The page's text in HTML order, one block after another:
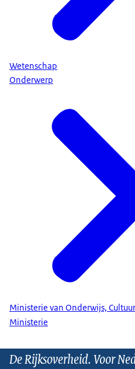
Wetenschap
Onderwerp
Ministerie van Onderwijs,
Ministerie
De Rijksoverheid. Voor